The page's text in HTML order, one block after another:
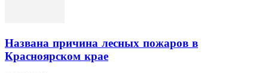
Названа причина лесных пожаров в
Красноярском крае